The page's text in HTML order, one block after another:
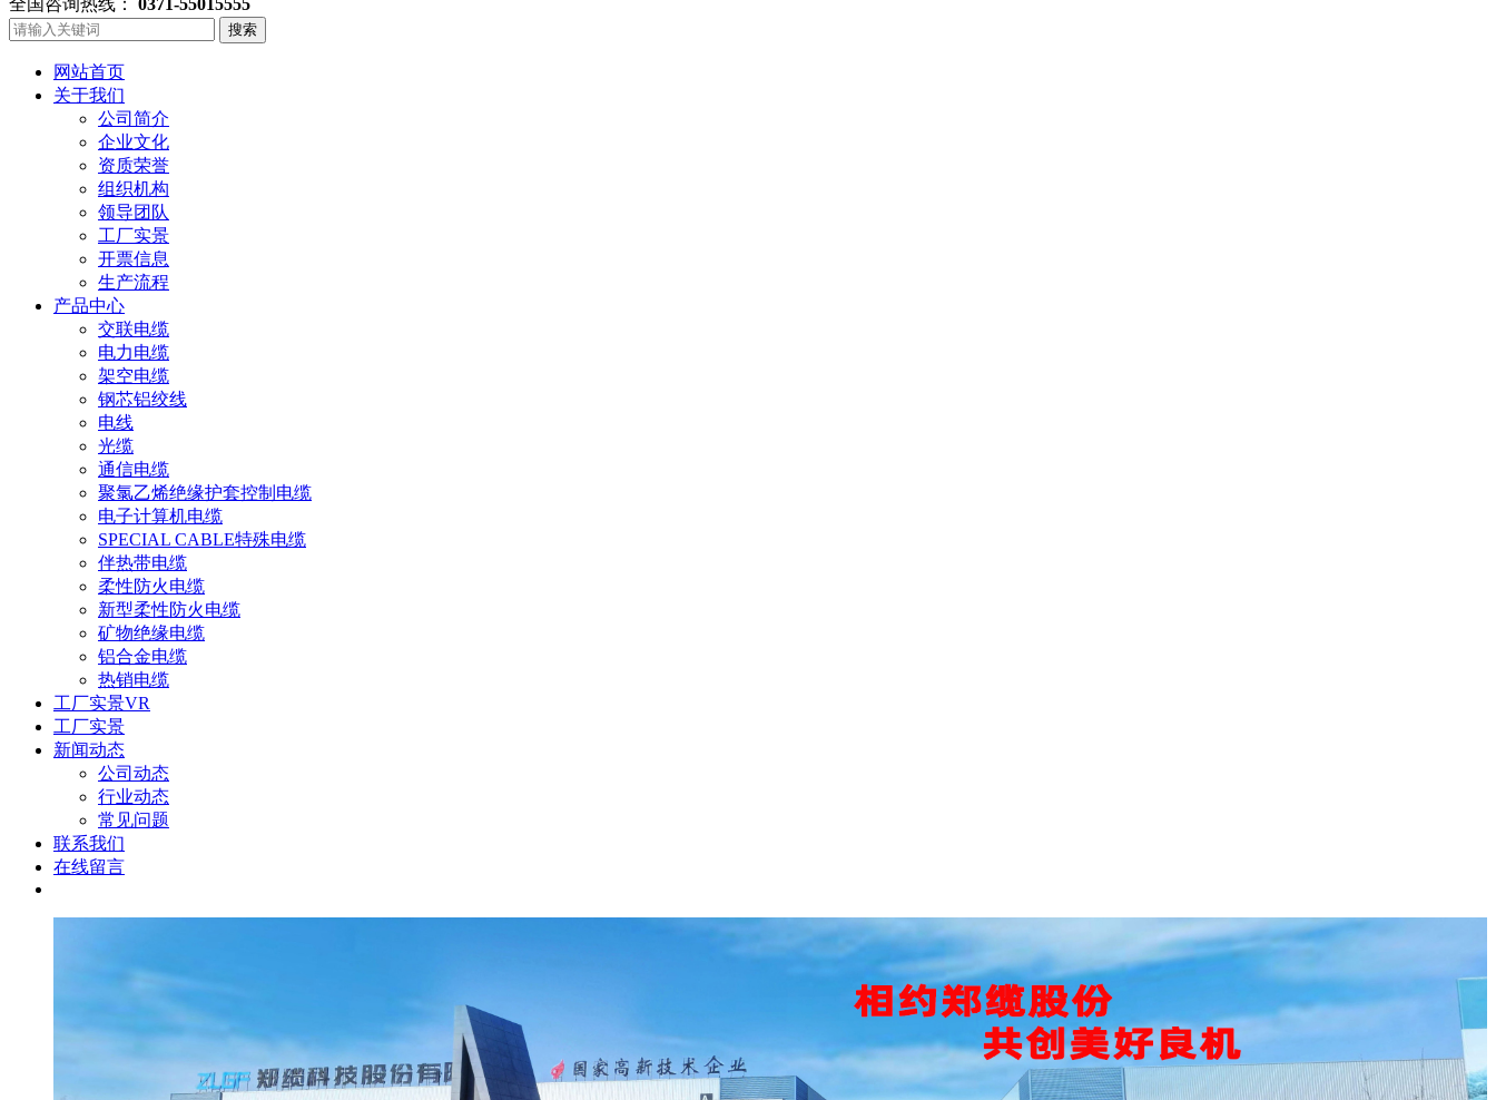
全国咨询热线： 0371-55015555
搜索
网站首页
关于我们
公司简介
企业文化
资质荣誉
组织机构
领导团队
工厂实景
开票信息
生产流程
产品中心
交联电缆
电力电缆
架空电缆
钢芯铝绞线
电线
光缆
通信电缆
聚氯乙烯绝缘护套控制电缆
电子计算机电缆
SPECIAL CABLE特殊电缆
伴热带电缆
柔性防火电缆
新型柔性防火电缆
矿物绝缘电缆
铝合金电缆
热销电缆
工厂实景VR
工厂实景
新闻动态
公司动态
行业动态
常见问题
联系我们
在线留言